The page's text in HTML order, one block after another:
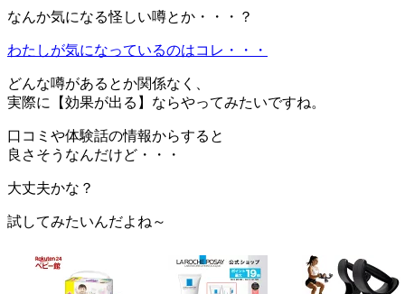
なんか気になる怪しい噂とか・・・？
わたしが気になっているのはコレ・・・
どんな噂があるとか関係なく、
実際に【効果が出る】ならやってみたいですね。
口コミや体験話の情報からすると
良さそうなんだけど・・・
大丈夫かな？
試してみたいんだよね～